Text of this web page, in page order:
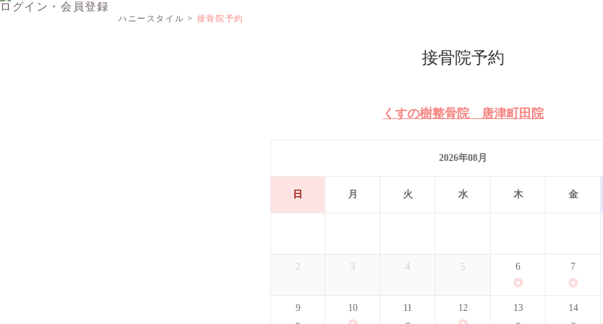
ログイン・会員登録
ハニースタイル 接骨院予約
接骨院予約
くすの樹整骨院 唐津町田院
2026年08月
日 月 火 水 木 金
2 3 4 5 6 7
9 10 11 12 13 14